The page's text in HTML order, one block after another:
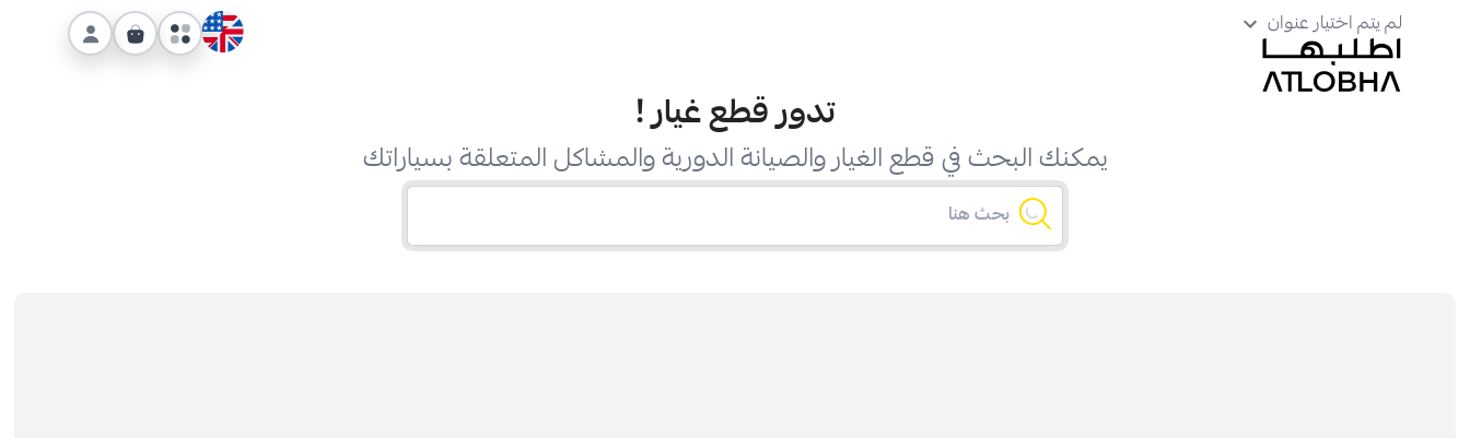
لم يتم اختيار عنوان
تدور قطع غيار!
يمكنك البحث في قطع الغيار والصيانة الدورية والمشاكل المتعلقة بسياراتك